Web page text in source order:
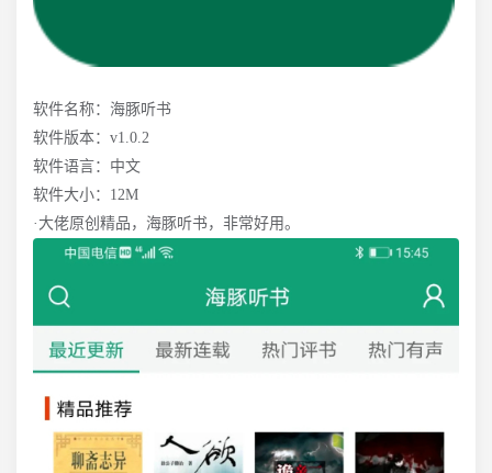
软件名称：海豚听书
软件版本：v1.0.2
软件语言：中文
软件大小：12M
·大佬原创精品，海豚听书，非常好用。